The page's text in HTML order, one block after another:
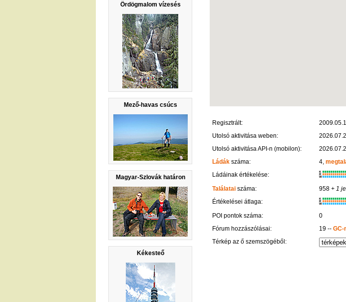
Ördögmalom vízesés
Mező-havas csúcs
Magyar-Szlovák határon
Kékesteő
Regisztrált:
Utolsó aktivitása weben:
Utolsó aktivitása API-n (mobilon):
Ládák száma: 4,
Ládáinak értékelése:
K
R
W
Találatai száma: 958+ 1
Értékelései átlaga:
K
R
W
POI pontok száma:
0
Fórum hozzászólásai:
19 -- GC-
Térkép az ő szemszögéből: